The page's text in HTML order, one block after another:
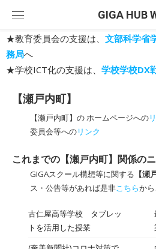
content
GIGA HUB
★教育委員会の支援は、 文部科学省
務局へ
★学校ICT化の支援は、 学校学校DX
【瀬戸内町】
【瀬戸内町】の ホームページへの
委員会等へのリンク
これまでの【瀬戸内町】関係の
GIGAスクール構想等に関する 【瀬
ス・公告等があれば是非こちらから
古仁屋高等学校 タブレッ
トを活用した授業